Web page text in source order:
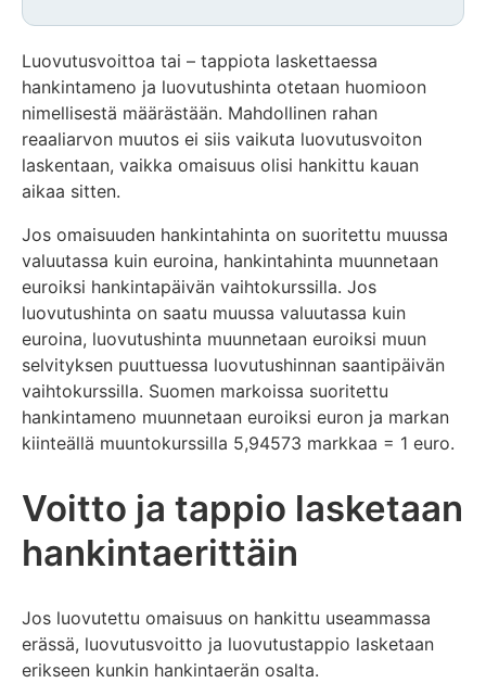
Luovutusvoittoa tai – tappiota laskettaessa
hankintameno ja luovutushinta otetaan huomioon
nimellisestä määrästään. Mahdollinen rahan
reaaliarvon muutos ei siis vaikuta luovutusvoiton
laskentaan, vaikka omaisuus olisi hankittu kauan
aikaa sitten.
Jos omaisuuden hankintahinta on suoritettu muussa
valuutassa kuin euroina, hankintahinta muunnetaan
euroiksi hankintapäivän vaihtokurssilla. Jos
luovutushinta on saatu muussa valuutassa kuin
euroina, luovutushinta muunnetaan euroiksi muun
selvityksen puuttuessa luovutushinnan saantipäivän
vaihtokurssilla. Suomen markoissa suoritettu
hankintameno muunnetaan euroiksi euron ja markan
kiinteällä muuntokurssilla 5,94573 markkaa = 1 euro.
Voitto ja tappio lasketaan
hankintaerittäin
Jos luovutettu omaisuus on hankittu useammassa
erässä, luovutusvoitto ja luovutustappio lasketaan
erikseen kunkin hankintaerän osalta.